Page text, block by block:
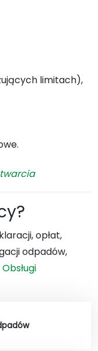
limitach),
opłat,
odpadów,